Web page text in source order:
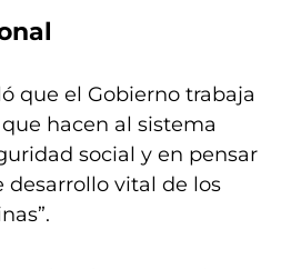
que el Gobierno trabaja
hacen al sistema
social y en pensar
desarrollo vital de los